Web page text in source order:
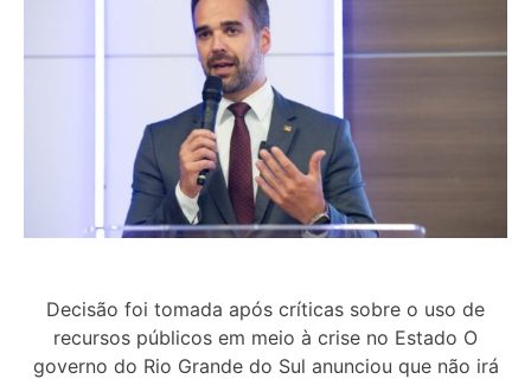
Decisão foi tomada após críticas sobre o uso de
recursos públicos em meio à crise no Estado O
governo do Rio Grande do Sul anunciou que não irá